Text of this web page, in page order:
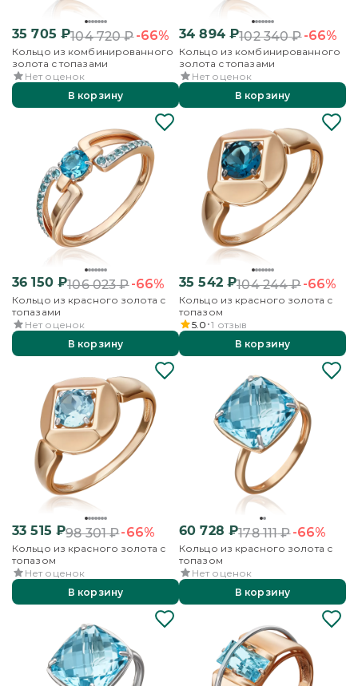
35 705 ₽104 720₽-66%
Кольцо из комбинированного
золота с топазами
Нет оценок
В корзину
34 894₽102 340₽-66%
Кольцо из комбинированного
золота с топазами
Нет оценок
В корзину
36 150₽106 023₽-66%
Кольцо из красного золота с
топазами
Нет оценок
В корзину
35 542₽104 244₽-66%
Кольцо из красного золота с
топазом
5.0 1 отзыв
В корзину
33 515 ₽98 301₽-66%
Кольцо из красного золота с
топазом
Нет оценок
В корзину
60 728 ₽178 111₽-66%
Кольцо из красного золота с
топазом
Нет оценок
В корзину